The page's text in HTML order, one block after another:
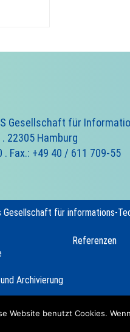
Gesellschaft für
22305 Hamburg
. Fax.: +49 40 / 611 709-55
Gesellschaft für informations-
Archivierung
Referenzen
Website benutzt Cookies.